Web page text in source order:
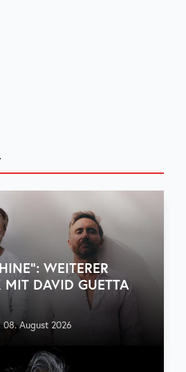
WEITERER
DAVID GUETTA
08. August 2026